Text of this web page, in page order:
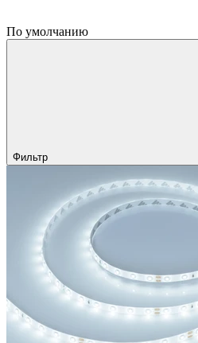
По умолчанию
Фильтр